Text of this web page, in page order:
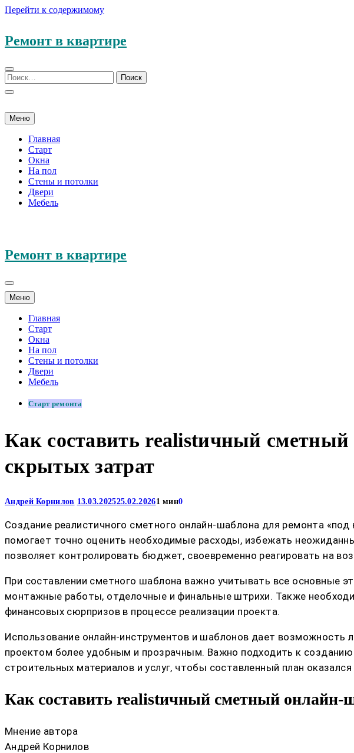
Перейти к содержимому
Ремонт в квартире
Меню
Главная
Старт
Окна
На пол
Стены и потолки
Двери
Мебель
Ремонт в квартире
Меню
Главная
Старт
Окна
На пол
Стены и потолки
Двери
Мебель
Старт ремонта
Как составить realistичный
скрытых затрат
Андрей Корнилов 13.03.202525.02.20261 мин0
Создание реалистичного сметного онлайн-шаблона для ремонта
помогает точно оценить необходимые расходы, избежать
позволяет контролировать бюджет, своевременно реагировать на
При составлении сметного шаблона важно учитывать все основные
монтажные работы, отделочные и финальные штрихи. Также
финансовых сюрпризов в процессе реализации проекта.
Использование онлайн-инструментов и шаблонов дает возможность
проектом более удобным и прозрачным. Важно подходить к
строительных материалов и услуг, чтобы составленный план
Как составить realistичный сметный онлайн-
Мнение автора
Андрей Корнилов